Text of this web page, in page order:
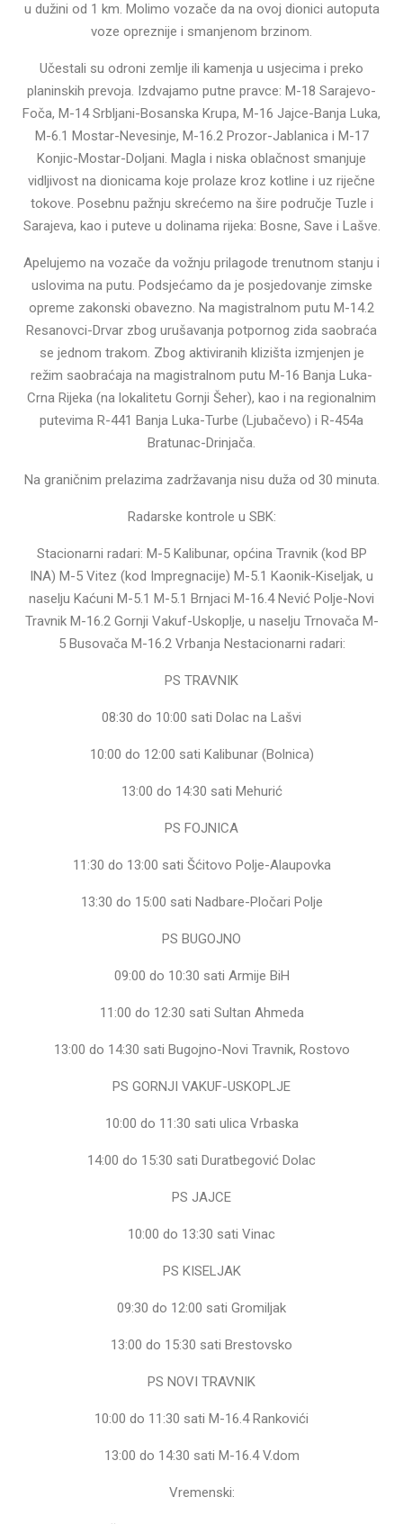
u dužini od 1 km. Molimo vozače da na ovoj dionici autoputa
voze opreznije i smanjenom brzinom.
Učestali su odroni zemlje ili kamenja u usjecima i preko
planinskih prevoja. Izdvajamo putne pravce: M-18 Sarajevo-
Foča, M-14 Srbljani-Bosanska Krupa, M-16 Jajce-Banja Luka,
M-6.1 Mostar-Nevesinje, M-16.2 Prozor-Jablanica i M-17
Konjic-Mostar-Doljani. Magla i niska oblačnost smanjuje
vidljivost na dionicama koje prolaze kroz kotline i uz riječne
tokove. Posebnu pažnju skrećemo na šire područje Tuzle i
Sarajeva, kao i puteve u dolinama rijeka: Bosne, Save i Lašve.
Apelujemo na vozače da vožnju prilagode trenutnom stanju i
uslovima na putu. Podsjećamo da je posjedovanje zimske
opreme zakonski obavezno. Na magistralnom putu M-14.2
Resanovci-Drvar zbog urušavanja potpornog zida saobraća
se jednom trakom. Zbog aktiviranih klizišta izmjenjen je
režim saobraćaja na magistralnom putu M-16 Banja Luka-
Crna Rijeka (na lokalitetu Gornji Šeher), kao i na regionalnim
putevima R-441 Banja Luka-Turbe (Ljubačevo) i R-454a
Bratunac-Drinjača.
Na graničnim prelazima zadržavanja nisu duža od 30 minuta.
Radarske kontrole u SBK:
Stacionarni radari: M-5 Kalibunar, općina Travnik (kod BP
INA) M-5 Vitez (kod Impregnacije) M-5.1 Kaonik-Kiseljak, u
naselju Kaćuni M-5.1 M-5.1 Brnjaci M-16.4 Nević Polje-Novi
Travnik M-16.2 Gornji Vakuf-Uskoplje, u naselju Trnovača M-
5 Busovača M-16.2 Vrbanja Nestacionarni radari:
PS TRAVNIK
08:30 do 10:00 sati Dolac na Lašvi
10:00 do 12:00 sati Kalibunar (Bolnica)
13:00 do 14:30 sati Mehurić
PS FOJNICA
11:30 do 13:00 sati Šćitovo Polje-Alaupovka
13:30 do 15:00 sati Nadbare-Pločari Polje
PS BUGOJNO
09:00 do 10:30 sati Armije BiH
11:00 do 12:30 sati Sultan Ahmeda
13:00 do 14:30 sati Bugojno-Novi Travnik, Rostovo
PS GORNJI VAKUF-USKOPLJE
10:00 do 11:30 sati ulica Vrbaska
14:00 do 15:30 sati Duratbegović Dolac
PS JAJCE
10:00 do 13:30 sati Vinac
PS KISELJAK
09:30 do 12:00 sati Gromiljak
13:00 do 15:30 sati Brestovsko
PS NOVI TRAVNIK
10:00 do 11:30 sati M-16.4 Rankovići
13:00 do 14:30 sati M-16.4 V.dom
Vremenski: